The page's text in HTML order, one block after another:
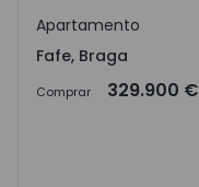
Fafe, Braga
Apartamento
Fafe, Braga
Comprar 329.900 €